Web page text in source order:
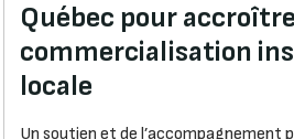
Québec pour
commercialisation
locale
Un soutien et de l’accompagnement